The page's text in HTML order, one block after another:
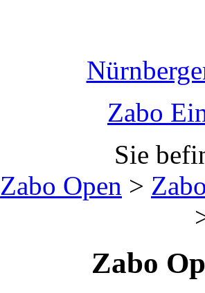
Zabo
Sie
Zabo Open >
Zabo